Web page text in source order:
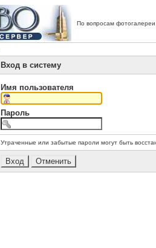
По вопросам
Вход в систему
Имя пользователя
Пароль
Утраченные или забытые пароли могут быть